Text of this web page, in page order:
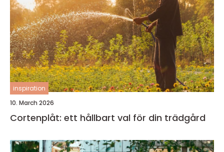
inspiration
10. March 2026
Cortenplåt: ett hållbart val för din trädgård